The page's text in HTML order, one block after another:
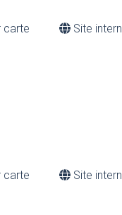
carte Site
carte Site